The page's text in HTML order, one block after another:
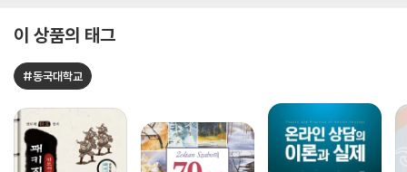
이 상품의 태그
#동국대학교